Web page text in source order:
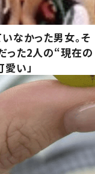
いなかった男女。そ
った2人の“現在の
い」